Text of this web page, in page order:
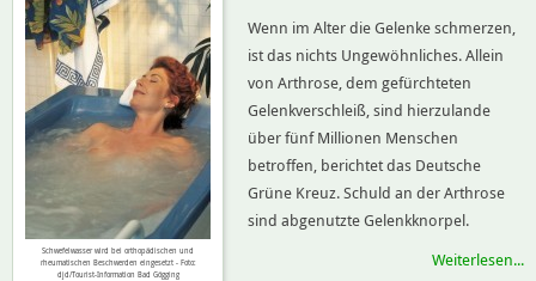
Schwefelwasser wird bei orthopädischen und
rheumatischen Beschwerden eingesetzt - Foto:
djd/Tourist-Information Bad Gögging
Wenn im Alter die Gelenke schmerzen,
ist das nichts Ungewöhnliches. Allein
von Arthrose, dem gefürchteten
Gelenkverschleiß, sind hierzulande
über fünf Millionen Menschen
betroffen, berichtet das Deutsche
Grüne Kreuz. Schuld an der Arthrose
sind abgenutzte Gelenkknorpel.
Weiterlesen...